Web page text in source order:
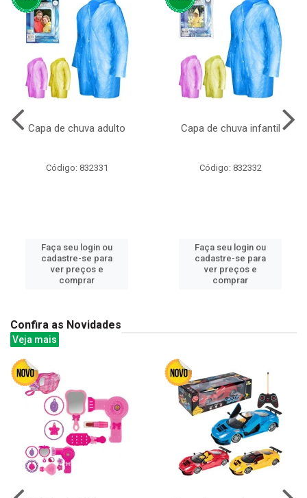
Capa de chuva adulto
Código: 832331
Faça seu login ou
cadastre-se para
ver preços e
comprar
Capa de chuva infantil
Código: 832332
Faça seu login ou
cadastre-se para
ver preços e
comprar
Confira as Novidades
Veja mais